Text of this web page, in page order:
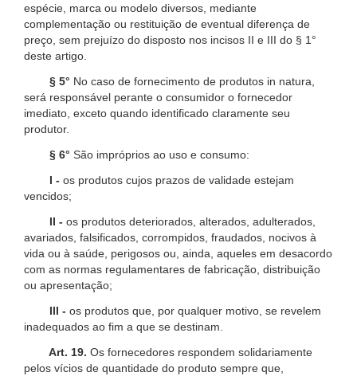
espécie, marca ou modelo diversos, mediante
complementação ou restituição de eventual diferença de
preço, sem prejuízo do disposto nos incisos II e III do § 1°
deste artigo.
§ 5° No caso de fornecimento de produtos in natura,
será responsável perante o consumidor o fornecedor
imediato, exceto quando identificado claramente seu
produtor.
§ 6° São impróprios ao uso e consumo:
I - os produtos cujos prazos de validade estejam
vencidos;
II - os produtos deteriorados, alterados, adulterados,
avariados, falsificados, corrompidos, fraudados, nocivos à
vida ou à saúde, perigosos ou, ainda, aqueles em desacordo
com as normas regulamentares de fabricação, distribuição
ou apresentação;
III - os produtos que, por qualquer motivo, se revelem
inadequados ao fim a que se destinam.
Art. 19. Os fornecedores respondem solidariamente
pelos vícios de quantidade do produto sempre que,